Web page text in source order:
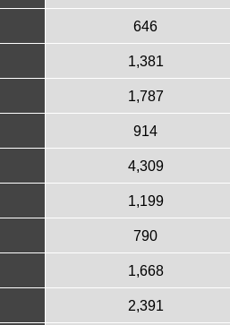
646
1,381
1,787
914
4,309
1,199
790
1,668
2,391